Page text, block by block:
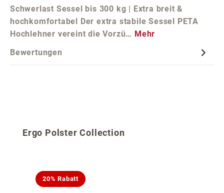
Schwerlast Sessel bis 300 kg | Extra breit &
hochkomfortabel Der extra stabile Sessel PETA
Hochlehner vereint die Vorzü… Mehr
Bewertungen
Produktgalerie überspringen
Ergo Polster Collection
20% Rabatt